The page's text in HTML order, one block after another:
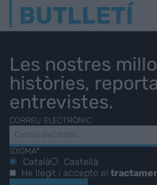
BUTLLETÍ
Les nostres
històries,
entrevistes.
CORREU ELECTRÒNIC
IDIOMA*
Català
Castellà
He llegit i accepto el